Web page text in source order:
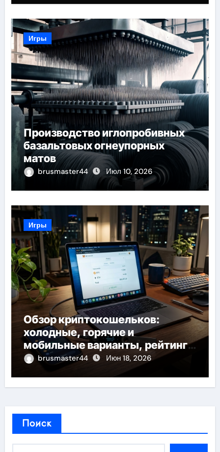
Игры
Производство иглопробивных
базальтовых огнеупорных
матов
brusmaster44 Июл 10, 2026
Игры
Обзор криптокошельков:
холодные, горячие и
мобильные варианты, рейтинг
по безопасности и советы по
brusmaster44 Июн 18, 2026
Поиск